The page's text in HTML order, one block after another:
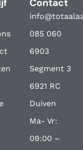
Contact
085 060
6903
Segment 3
6921 RC
Duiven
Ma- Vr:
09:00 –